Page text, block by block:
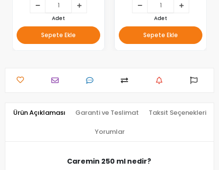
Adet
Sepete Ekle
Adet
Sepete Ekle
Ürün Açıklaması Garanti ve Teslimat Taksit Seçenekleri
Yorumlar
Caremin 250 ml nedir?